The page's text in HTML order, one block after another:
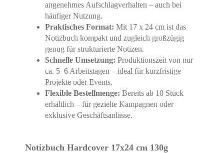
angenehmes Aufschlagverhalten – auch bei
häufiger Nutzung.
Praktisches Format: Mit 17 x 24 cm ist das
Notizbuch kompakt und zugleich großzügig
genug für strukturierte Notizen.
Schnelle Umsetzung: Produktionszeit von nur
ca. 5–6 Arbeitstagen – ideal für kurzfristige
Projekte oder Events.
Flexible Bestellmenge: Bereits ab 10 Stück
erhältlich – für gezielte Kampagnen oder
exklusive Geschäftsanlässe.
Notizbuch Hardcover 17x24 cm 130g